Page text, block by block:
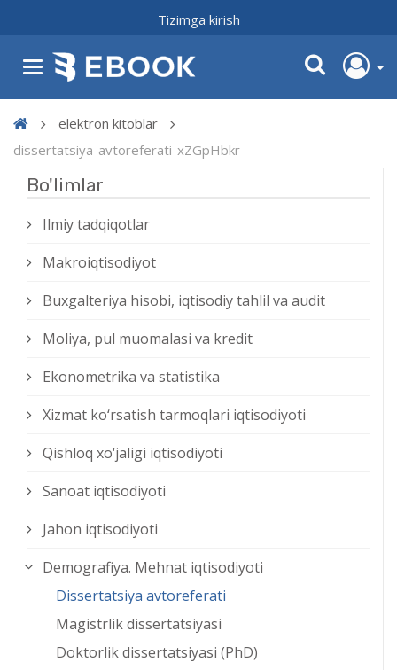
Tizimga kirish
elektron kitoblar
dissertatsiya-avtoreferati-xZGpHbkr
Bo'limlar
Ilmiy tadqiqotlar
Makroiqtisodiyot
Buxgalteriya hisobi, iqtisodiy tahlil va audit
Moliya, pul muomalasi va kredit
Ekonometrika va statistika
Xizmat kо‘rsatish tarmoqlari iqtisodiyoti
Qishloq xо‘jaligi iqtisodiyoti
Sanoat iqtisodiyoti
Jahon iqtisodiyoti
Demografiya. Mehnat iqtisodiyoti
Dissertatsiya avtoreferati
Magistrlik dissertatsiyasi
Doktorlik dissertatsiyasi (PhD)